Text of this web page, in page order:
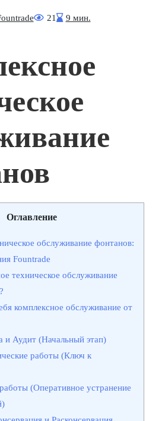
21 9 мин.
Оглавление
обслуживание фонтанов:
Fountrade
техническое обслуживание
комплексное обслуживание от
и Аудит (Начальный этап)
работы (Ключ к
(Оперативное устранение